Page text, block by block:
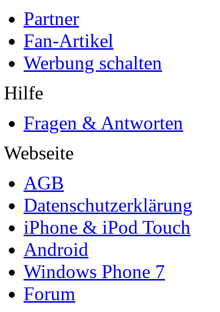
Partner
Fan-Artikel
Werbung schalten
Hilfe
Fragen & Antworten
Webseite
AGB
Datenschutzerklärung
iPhone & iPod Touch
Android
Windows Phone 7
Forum